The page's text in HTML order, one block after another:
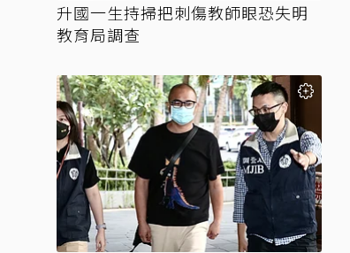
升國一生持掃把刺傷教師眼恐失明
教育局調查